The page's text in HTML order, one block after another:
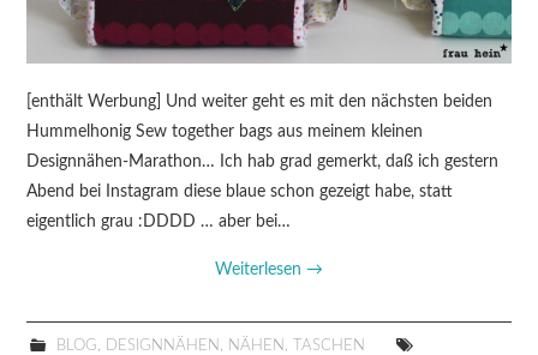
[enthält Werbung] Und weiter geht es mit den nächsten beiden
Hummelhonig Sew together bags aus meinem kleinen
Designnähen-Marathon… Ich hab grad gemerkt, daß ich gestern
Abend bei Instagram diese blaue schon gezeigt habe, statt
eigentlich grau :DDDD … aber bei…
Weiterlesen →
BLOG, DESIGNNÄHEN , NÄHEN , TASCHEN